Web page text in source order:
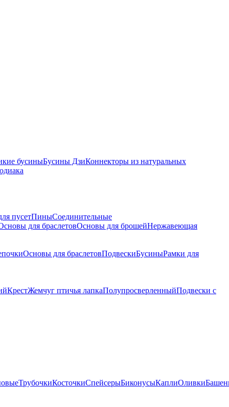
бусиныБусины ДзиКоннекторы из натуральных
пусетПиныСоединительные
для браслетовОсновы для брошейНержавеющая
Основы для браслетовПодвескиБусиныРамки для
КрестЖемчуг птичья лапкаПолупросверленныйПодвески с
ТрубочкиКосточкиСпейсерыБиконусыКаплиОливки